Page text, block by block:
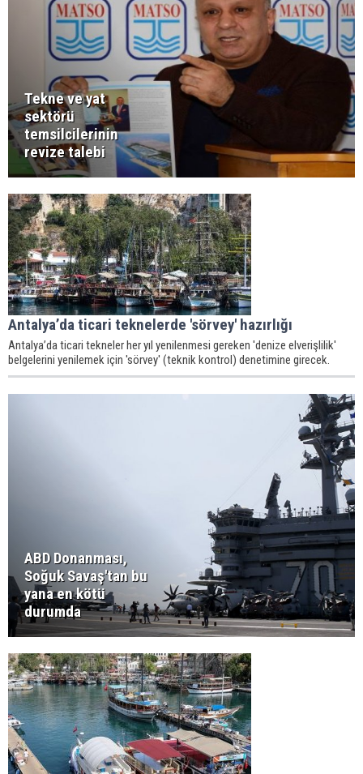
Tekne ve yat
sektörü
temsilcilerinin
revize talebi
Antalya’da ticari teknelerde 'sörvey' hazırlığı
Antalya’da ticari tekneler her yıl yenilenmesi gereken 'denize elverişlilik'
belgelerini yenilemek için 'sörvey' (teknik kontrol) denetimine girecek.
ABD Donanması,
Soğuk Savaş'tan bu
yana en kötü
durumda